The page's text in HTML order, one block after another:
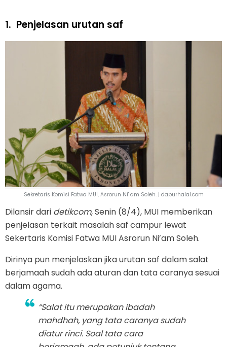
1. Penjelasan urutan saf
Sekretaris Komisi Fatwa MUI, Asrorun Ni' am Soleh. | dapurhalal.com
Dilansir dari detikcom, Senin (8/4), MUI memberikan
penjelasan terkait masalah saf campur lewat
Sekertaris Komisi Fatwa MUI Asrorun Ni’am Soleh.
Dirinya pun menjelaskan jika urutan saf dalam salat
berjamaah sudah ada aturan dan tata caranya sesuai
dalam agama.
“Salat itu merupakan ibadah
mahdhah, yang tata caranya sudah
diatur rinci. Soal tata cara